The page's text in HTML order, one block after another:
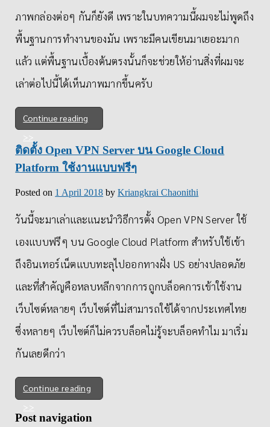
ภาพกล่องต่อๆ กันก็ยังดี เพราะในบทความนี้ผมจะไม่พูดถึง
พื้นฐานการทำงานของมัน เพราะมีคนเขียนมาเยอะมาก
แล้ว แต่พื้นฐานเบื้องต้นตรงนั้นก็จะช่วยให้อ่านสิ่งที่ผมจะ
เล่าต่อไปนี้ได้เห็นภาพมากขึ้นครับ
Continue reading
ติดตั้ง Open VPN Server บน Google Cloud
Platform ใช้งานแบบฟรีๆ
Posted on 1 April 2018 byKriangkrai Chaonithi
วันนี้จะมาเล่าและแนะนำวิธีการตั้ง Open VPN Server ใช้
เองแบบฟรีๆ บน Google Cloud Platform สำหรับใช้เข้า
ถึงอินเทอร์เน็ตแบบทะลุไปออกทางฝั่ง US อย่างปลอดภัย
และที่สำคัญคือหลบหลีกจากการถูกบล็อคการเข้าใช้งาน
เว็บไซต์หลายๆ เว็บไซต์ที่ไม่สามารถใช้ได้จากประเทศไทย
ซึ่งหลายๆ เว็บไซต์ก็ไม่ควรบล็อคไม่รู้จะบล็อคทำไม มาเริ่ม
กันเลยดีกว่า
Continue reading
Post navigation